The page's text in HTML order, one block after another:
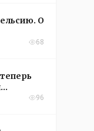
О
68
96